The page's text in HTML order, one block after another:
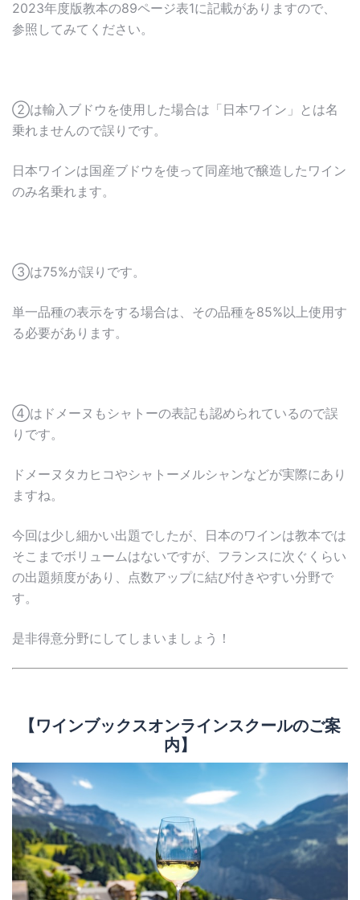
2023年度版教本の89ページ表1に記載がありますので、
参照してみてください。
②は輸入ブドウを使用した場合は「日本ワイン」とは名
乗れませんので誤りです。
日本ワインは国産ブドウを使って同産地で醸造したワイン
のみ名乗れます。
③は75%が誤りです。
単一品種の表示をする場合は、その品種を85%以上使用す
る必要があります。
④はドメーヌもシャトーの表記も認められているので誤
りです。
ドメーヌタカヒコやシャトーメルシャンなどが実際にあり
ますね。
今回は少し細かい出題でしたが、日本のワインは教本では
そこまでボリュームはないですが、フランスに次ぐくらい
の出題頻度があり、点数アップに結び付きやすい分野で
す。
是非得意分野にしてしまいましょう！
【ワインブックスオンラインスクールのご案
内】